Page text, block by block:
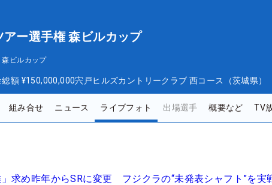
ー選手権 森ビルカップ
ビルカップ
総額 ¥150,000,000宍戸ヒルズカントリークラブ 西コース（茨城県）
組み合せ ニュース ライブフォト 出場選手 概要など TV
求め昨年からSRに変更 フジクラの“未発表シャフト”を実